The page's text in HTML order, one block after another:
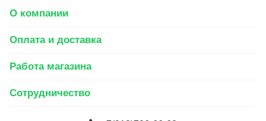
О компании
Оплата и доставка
Работа магазина
Сотрудничество